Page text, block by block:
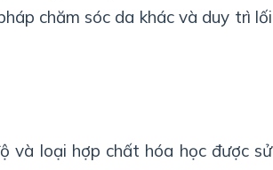
chăm sóc da khác và duy trì lối
và loại hợp chất hóa học được sử